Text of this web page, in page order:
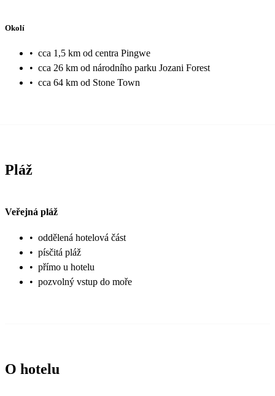
Okolí
• cca 1,5 km od centra Pingwe
• cca 26 km od národního parku Jozani Forest
• cca 64 km od Stone Town
Pláž
Veřejná pláž
• oddělená hotelová část
• písčitá pláž
• přímo u hotelu
• pozvolný vstup do moře
O hotelu